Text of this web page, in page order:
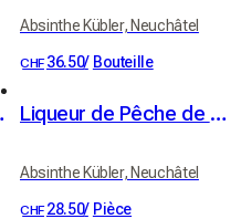
Absinthe Kübler, Neuchâtel
CHF 36.50/ Bouteille
50cl Liqueur de Pêche de Vigne Kübler 18% vol. 50cl
Absinthe Kübler, Neuchâtel
CHF 28.50/ Pièce